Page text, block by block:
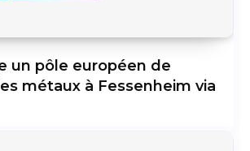
un pôle européen de
métaux à Fessenheim via